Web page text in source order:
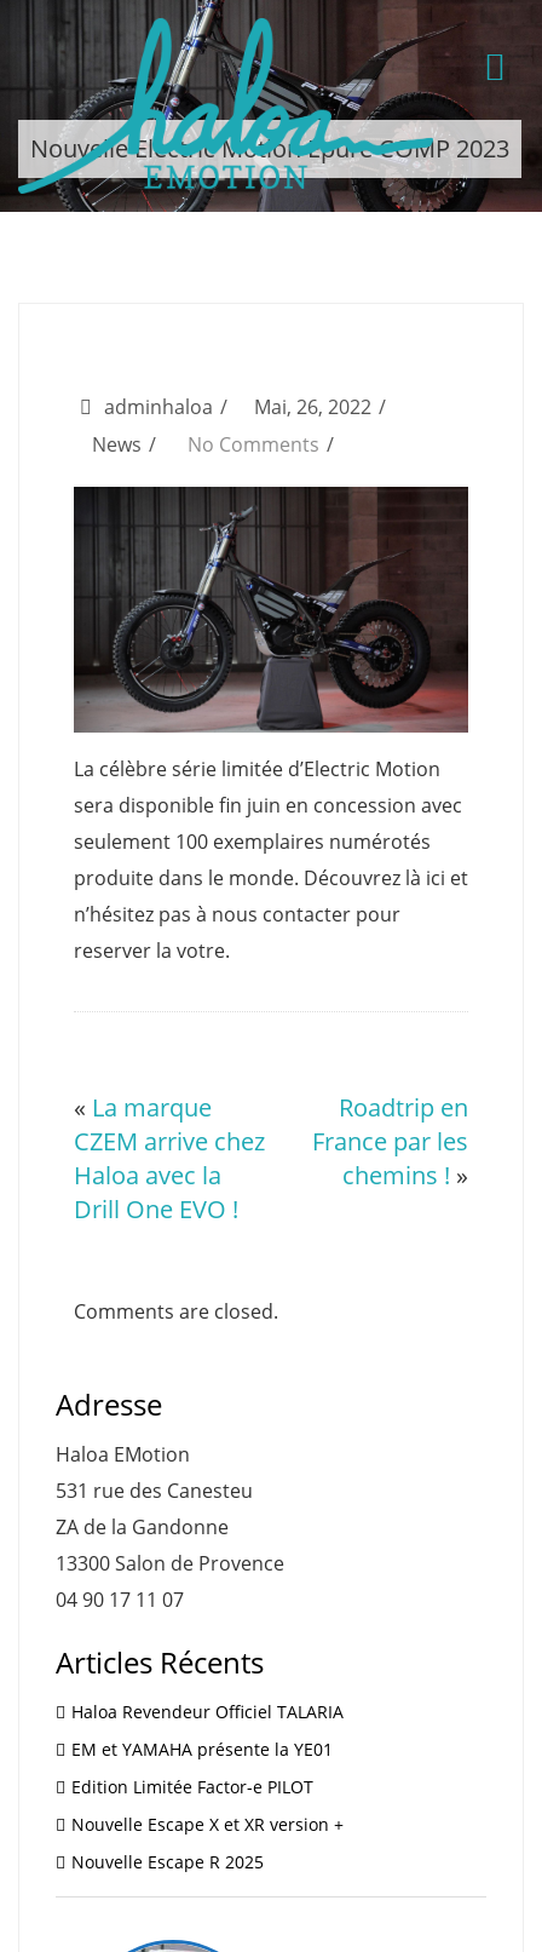
Nouvelle Electric Motion Epure COMP 2023
adminhaloa
Mai, 26, 2022
News
No Comments
La célèbre série limitée d’Electric Motion
sera disponible fin juin en concession avec
seulement 100 exemplaires numérotés
produite dans le monde. Découvrez là ici et
n’hésitez pas à nous contacter pour
reserver la votre.
« La marque
CZEM arrive chez
Haloa avec la
Drill One EVO !
Roadtrip en
France par les
chemins ! »
Comments are closed.
Adresse
Haloa EMotion
531 rue des Canesteu
ZA de la Gandonne
13300 Salon de Provence
04 90 17 11 07
Articles Récents
Haloa Revendeur Officiel TALARIA
EM et YAMAHA présente la YE01
Edition Limitée Factor-e PILOT
Nouvelle Escape X et XR version +
Nouvelle Escape R 2025